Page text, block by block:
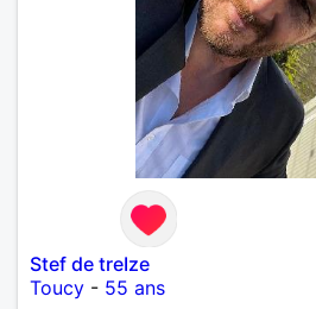
Stef de treIze
Toucy - 55 ans